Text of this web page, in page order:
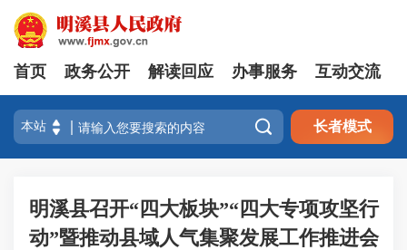
首页 政务公开 解读回应 办事服务 互动交流
 长者模式
明溪县召开“四大板块”“四大专项攻坚行
动”暨推动县域人气集聚发展工作推进会